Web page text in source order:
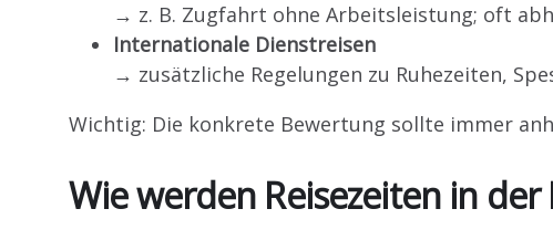
→ z. B. Zugfahrt ohne Arbeitsleistung; oft
Internationale Dienstreisen
→ zusätzliche Regelungen zu Ruhezeiten,
Wichtig: Die konkrete Bewertung sollte immer
Wie werden Reisezeiten in der